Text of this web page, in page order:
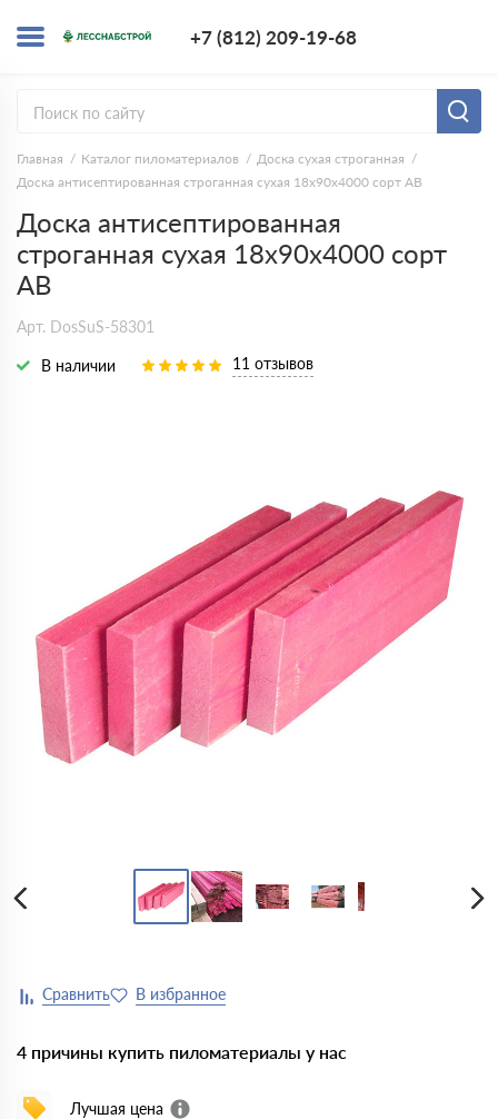
+7 (812) 209-19-68
Главная Каталог пиломатериалов
Доска сухая строганная
Доска антисептированная строганная сухая 18х90х4000 сорт АВ
Доска антисептированная
строганная сухая 18х90х4000 сорт
АВ
Арт. DosSuS-58301
В наличии 11 отзывов
4 причины купить пиломатериалы у нас
Лучшая цена